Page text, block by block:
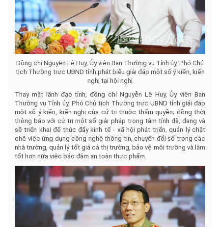
Đồng chí Nguyễn Lê Huy, Ủy viên Ban Thường vụ Tỉnh ủy, Phó Chủ
tịch Thường trực UBND tỉnh phát biểu giải đáp một số ý kiến, kiến
nghị tại hội nghị
Thay mặt lãnh đạo tỉnh, đồng chí Nguyễn Lê Huy, Ủy viên Ban
Thường vụ Tỉnh ủy, Phó Chủ tịch Thường trực UBND tỉnh giải đáp
một số ý kiến, kiến nghị của cử tri thuộc thẩm quyền; đồng thời
thông báo với cử tri một số giải pháp trọng tâm tỉnh đã, đang và
sẽ triển khai để thúc đẩy kinh tế - xã hội phát triển, quản lý chặt
chẽ việc ứng dụng công nghệ thông tin, chuyển đổi số trong các
nhà trường, quản lý tốt giá cả thị trường, bảo vệ môi trường và làm
tốt hơn nữa việc bảo đảm an toàn thực phẩm.